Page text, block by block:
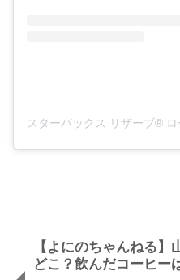
【よにのちゃんねる
どこ？飲んだコーヒー